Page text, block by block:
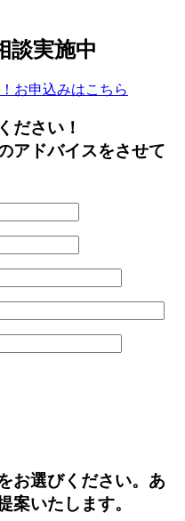
談実施中
ださい！
アドバイスをさせて
お選びください。あ
案いたします。